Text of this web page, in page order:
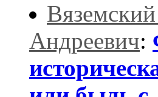
Андреевич: